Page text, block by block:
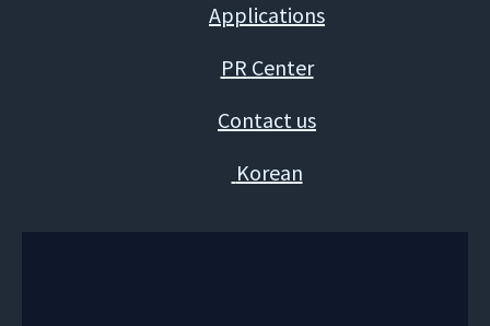
Applications
PR Center
Contact us
Korean